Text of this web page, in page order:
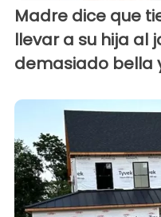
Madre dice que
llevar a su hija al
demasiado bella